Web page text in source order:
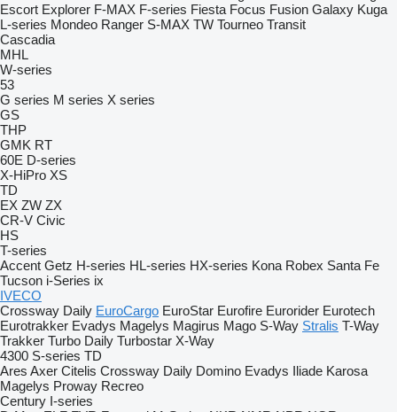
Escort Explorer F-MAX F-series Fiesta Focus Fusion Galaxy Kuga
L-series Mondeo Ranger S-MAX TW Tourneo Transit
Cascadia
MHL
W-series
53
G series M series X series
GS
THP
GMK RT
60E D-series
X-HiPro XS
TD
EX ZW ZX
CR-V Civic
HS
T-series
Accent Getz H-series HL-series HX-series Kona Robex Santa Fe
Tucson i-Series ix
IVECO
Crossway Daily EuroCargo EuroStar Eurofire Eurorider Eurotech
Eurotrakker Evadys Magelys Magirus Mago S-Way Stralis T-Way
Trakker Turbo Daily Turbostar X-Way
4300 S-series TD
Ares Axer Citelis Crossway Daily Domino Evadys Iliade Karosa
Magelys Proway Recreo
Century I-series